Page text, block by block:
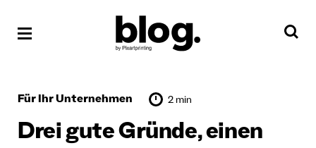
Für Ihr Unternehmen 2 min
Drei gute Gründe, einen